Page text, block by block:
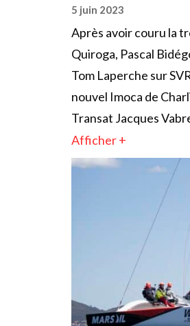
5 juin 2023
Après avoir couru la
Quiroga, Pascal
Tom Laperche sur
nouvel Imoca de
Transat Jacques
Afficher +